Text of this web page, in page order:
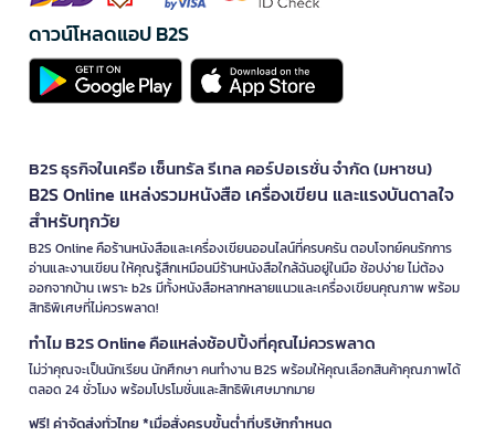
ดาวน์โหลดแอป B2S
B2S ธุรกิจในเครือ เซ็นทรัล รีเทล คอร์ปอเรชั่น จำกัด (มหาชน)
B2S Online แหล่งรวมหนังสือ เครื่องเขียน และแรงบันดาลใจ
สำหรับทุกวัย
B2S Online คือร้านหนังสือและเครื่องเขียนออนไลน์ที่ครบครัน ตอบโจทย์คนรักการ
อ่านและงานเขียน ให้คุณรู้สึกเหมือนมีร้านหนังสือใกล้ฉันอยู่ในมือ ช้อปง่าย ไม่ต้อง
ออกจากบ้าน เพราะ b2s มีทั้งหนังสือหลากหลายแนวและเครื่องเขียนคุณภาพ พร้อม
สิทธิพิเศษที่ไม่ควรพลาด!
ทำไม B2S Online คือแหล่งช้อปปิ้งที่คุณไม่ควรพลาด
ไม่ว่าคุณจะเป็นนักเรียน นักศึกษา คนทำงาน B2S พร้อมให้คุณเลือกสินค้าคุณภาพได้
ตลอด 24 ชั่วโมง พร้อมโปรโมชั่นและสิทธิพิเศษมากมาย
ฟรี! ค่าจัดส่งทั่วไทย *เมื่อสั่งครบขั้นต่ำที่บริษัทกำหนด